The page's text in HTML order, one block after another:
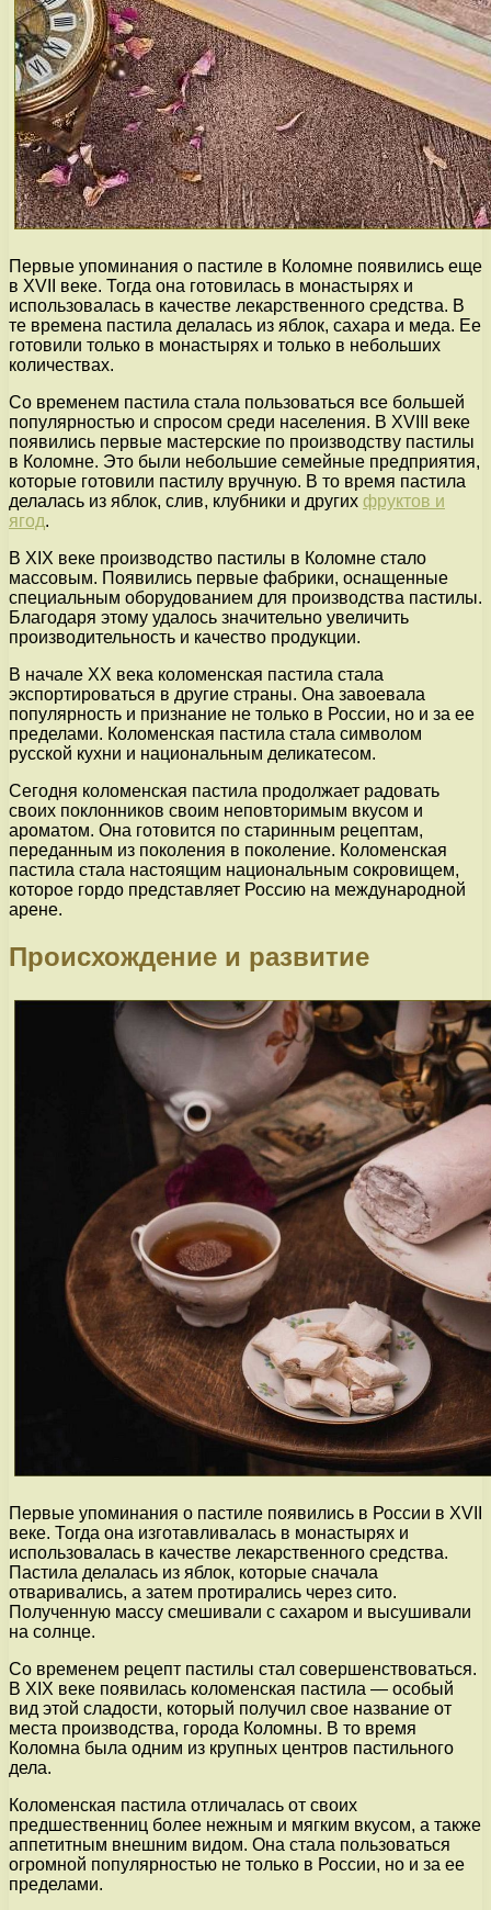
Первые упоминания о пастиле в Коломне появились еще
в XVII веке. Тогда она готовилась в монастырях и
использовалась в качестве лекарственного средства. В
те времена пастила делалась из яблок, сахара и меда. Ее
готовили только в монастырях и только в небольших
количествах.
Со временем пастила стала пользоваться все большей
популярностью и спросом среди населения. В XVIII веке
появились первые мастерские по производству пастилы
в Коломне. Это были небольшие семейные предприятия,
которые готовили пастилу вручную. В то время пастила
делалась из яблок, слив, клубники и других фруктов и
ягод.
В XIX веке производство пастилы в Коломне стало
массовым. Появились первые фабрики, оснащенные
специальным оборудованием для производства пастилы.
Благодаря этому удалось значительно увеличить
производительность и качество продукции.
В начале XX века коломенская пастила стала
экспортироваться в другие страны. Она завоевала
популярность и признание не только в России, но и за ее
пределами. Коломенская пастила стала символом
русской кухни и национальным деликатесом.
Сегодня коломенская пастила продолжает радовать
своих поклонников своим неповторимым вкусом и
ароматом. Она готовится по старинным рецептам,
переданным из поколения в поколение. Коломенская
пастила стала настоящим национальным сокровищем,
которое гордо представляет Россию на международной
арене.
Происхождение и развитие
Первые упоминания о пастиле появились в России в XVII
веке. Тогда она изготавливалась в монастырях и
использовалась в качестве лекарственного средства.
Пастила делалась из яблок, которые сначала
отваривались, а затем протирались через сито.
Полученную массу смешивали с сахаром и высушивали
на солнце.
Со временем рецепт пастилы стал совершенствоваться.
В XIX веке появилась коломенская пастила — особый
вид этой сладости, который получил свое название от
места производства, города Коломны. В то время
Коломна была одним из крупных центров пастильного
дела.
Коломенская пастила отличалась от своих
предшественниц более нежным и мягким вкусом, а также
аппетитным внешним видом. Она стала пользоваться
огромной популярностью не только в России, но и за ее
пределами.